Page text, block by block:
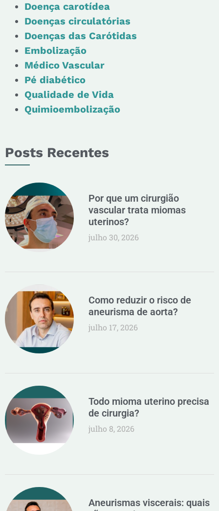
Doença carotídea
Doenças circulatórias
Doenças das Carótidas
Embolização
Médico Vascular
Pé diabético
Qualidade de Vida
Quimioembolização
Posts Recentes
Por que um cirurgião
vascular trata miomas
uterinos?
julho 30, 2026
Como reduzir o risco de
aneurisma de aorta?
julho 17, 2026
Todo mioma uterino precisa
de cirurgia?
julho 8, 2026
Aneurismas viscerais: quais